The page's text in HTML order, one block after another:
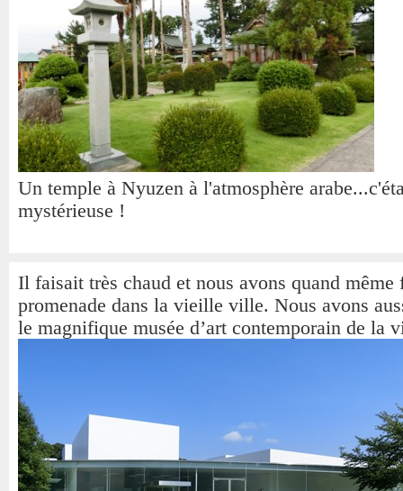
Un temple à Nyuzen à l'atmosphère
mystérieuse !
Il faisait très chaud et nous avons quand même
promenade dans la vieille ville. Nous avons
le magnifique musée d’art contemporain de la